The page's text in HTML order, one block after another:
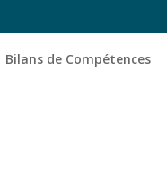
Bilans de Compétences